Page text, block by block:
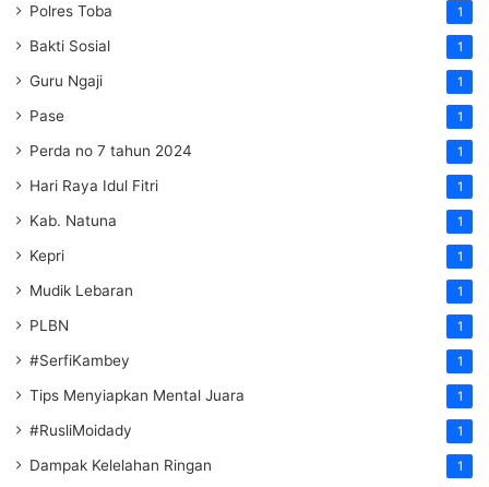
Polres Toba 1
Bakti Sosial 1
Guru Ngaji 1
Pase 1
Perda no 7 tahun 2024 1
Hari Raya Idul Fitri 1
Kab. Natuna 1
Kepri 1
Mudik Lebaran 1
PLBN 1
#SerfiKambey 1
Tips Menyiapkan Mental Juara 1
#RusliMoidady 1
Dampak Kelelahan Ringan 1